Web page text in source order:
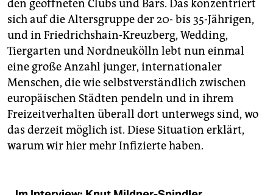
den geöffneten Clubs und Bars. Das konzentriert
sich auf die Altersgruppe der 20- bis 35-Jährigen,
und in Friedrichshain-Kreuzberg, Wedding,
Tiergarten und Nordneukölln lebt nun einmal
eine große Anzahl junger, internatio­naler
Menschen, die wie selbstverständlich zwischen
europäischen Städten pendeln und in ihrem
Freizeitverhalten überall dort unterwegs sind, wo
das derzeit möglich ist. Diese Situation erklärt,
warum wir hier mehr Infizierte haben.